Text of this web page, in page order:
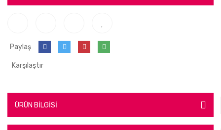
Paylaş
Karşılaştır
ÜRÜN BİLGİSİ